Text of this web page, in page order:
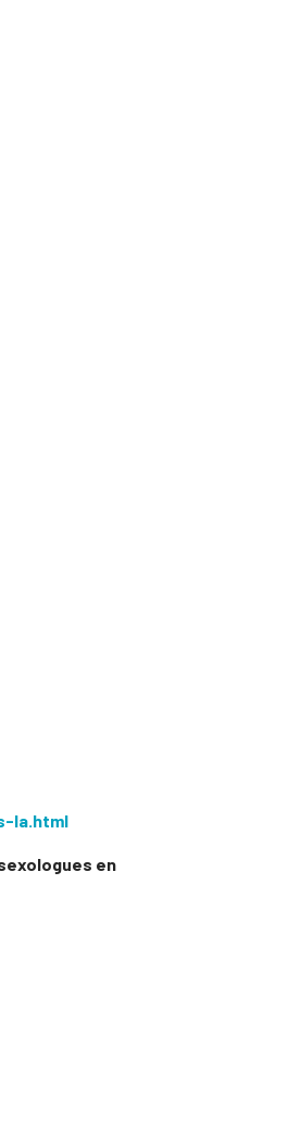
la.html
en